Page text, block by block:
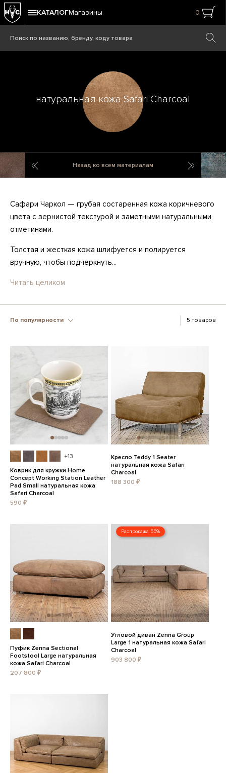
КАТАЛОГМагазины 0
натуральная кожа Safari Charcoal
натуральная кожа Safari Tobacco
Назад ко всем материалам
Сафари Чаркол — грубая состаренная кожа коричневого
цвета с зернистой текстурой и заметными натуральными
отметинами.
Толстая и жесткая кожа шлифуется и полируется
вручную, чтобы подчеркнуть...
Читать целиком
По популярности 5 товаров
+13
Коврик для кружки Home
Concept Working Station Leather
Pad Small натуральная кожа
Safari Charcoal
590 ₽
Кресло Teddy 1 Seater
натуральная кожа Safari
Charcoal
188 300 ₽
Пуфик Zenna Sectional
Footstool Large натуральная
кожа Safari Charcoal
207 800 ₽
Распродажа 55%
Угловой диван Zenna Group
Large 1 натуральная кожа Safari
Charcoal
903 800 ₽